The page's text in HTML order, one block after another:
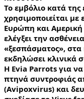
Το εμβόλιο κατά
χρησιμοποιείται
Ευρώπη και Αμερική
ελέγξει την
«ξεσπάσματος», στα
εκδηλώσει κλινικά
Η Evia Parrots για
πτηνά συντροφιάς
(Avipoxvirus) και